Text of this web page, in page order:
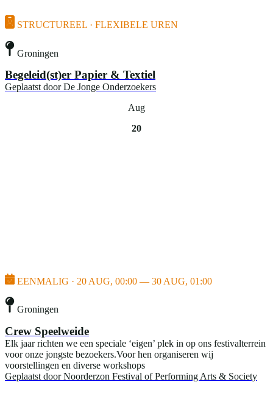
STRUCTUREEL · FLEXIBELE UREN
Groningen
Begeleid(st)er Papier & Textiel
Geplaatst door De Jonge Onderzoekers
Aug
20
EENMALIG · 20 AUG, 00:00 — 30 AUG, 01:00
Groningen
Crew Speelweide
Elk jaar richten we een speciale ‘eigen’ plek in op ons festivalterrein
voor onze jongste bezoekers.Voor hen organiseren wij
voorstellingen en diverse workshops
Geplaatst door Noorderzon Festival of Performing Arts & Society